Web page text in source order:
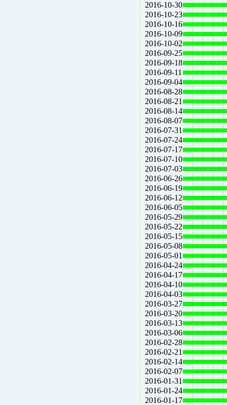
2016-10-30
2016-10-23
2016-10-16
2016-10-09
2016-10-02
2016-09-25
2016-09-18
2016-09-11
2016-09-04
2016-08-28
2016-08-21
2016-08-14
2016-08-07
2016-07-31
2016-07-24
2016-07-17
2016-07-10
2016-07-03
2016-06-26
2016-06-19
2016-06-12
2016-06-05
2016-05-29
2016-05-22
2016-05-15
2016-05-08
2016-05-01
2016-04-24
2016-04-17
2016-04-10
2016-04-03
2016-03-27
2016-03-20
2016-03-13
2016-03-06
2016-02-28
2016-02-21
2016-02-14
2016-02-07
2016-01-31
2016-01-24
2016-01-17